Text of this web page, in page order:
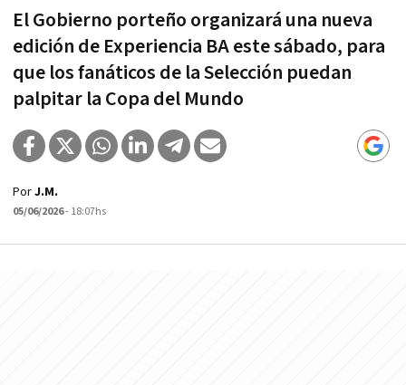
El Gobierno porteño organizará una nueva
edición de Experiencia BA este sábado, para
que los fanáticos de la Selección puedan
palpitar la Copa del Mundo
PorJ.M.
05/06/2026- 18:07hs